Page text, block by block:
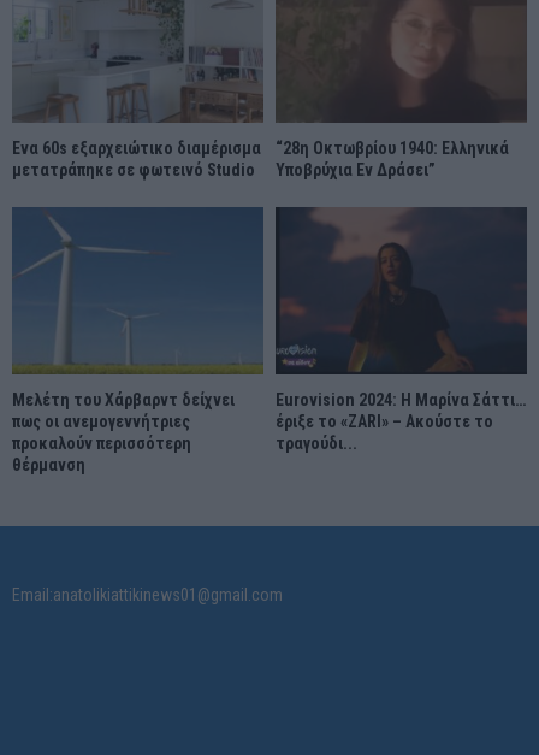
Ένα 60s εξαρχειώτικο διαμέρισμα
μετατράπηκε σε φωτεινό Studio
“28η Οκτωβρίου 1940: Ελληνικά
Υποβρύχια Εν Δράσει”
Μελέτη του Χάρβαρντ δείχνει
πως οι ανεμογεννήτριες
προκαλούν περισσότερη
θέρμανση
Eurovision 2024: Η Μαρίνα Σάττι…
έριξε το «ZARI» – Ακούστε το
τραγούδι...
Email:anatolikiattikinews01@gmail.com